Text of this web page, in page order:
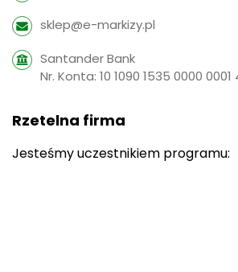
sklep@e-markizy.pl
Santander Bank
Nr. Konta: 10 1090 1535 0000
Rzetelna firma
Jesteśmy uczestnikiem programu: